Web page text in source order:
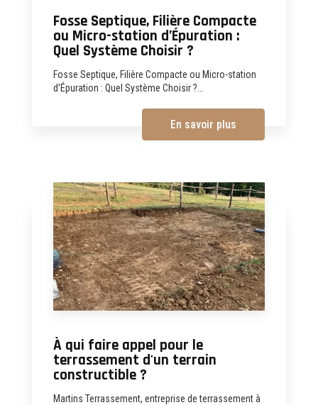
Fosse Septique, Filière Compacte
ou Micro-station d’Épuration :
Quel Système Choisir ?
Fosse Septique, Filière Compacte ou Micro-station
d’Épuration : Quel Système Choisir ?...
En savoir plus
À qui faire appel pour le
terrassement d'un terrain
constructible ?
Martins Terrassement, entreprise de terrassement à